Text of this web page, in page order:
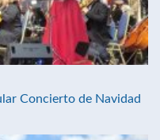
Concierto de Navidad